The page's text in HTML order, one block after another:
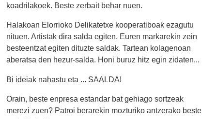
koadrilakoek. Beste zerbait behar nuen.
Halakoan Elorrioko Delikatetxe kooperatiboak ezagutu
nituen. Artistak dira salda egiten. Euren markarekin zein
besteentzat egiten dituzte saldak. Tartean kolagenoan
aberatsa den hezur-salda. Honi buruz hitz egin zidaten...
Bi ideiak nahastu eta ... SAALDA!
Orain, beste enpresa estandar bat gehiago sortzeak
merezi zuen? Patroi berarekin mozturiko antzerako beste